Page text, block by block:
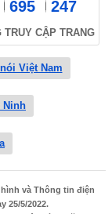
695 247
TRUY CẬP TRANG
Việt Nam
Ninh
và Thông tin điện
25/5/2022.